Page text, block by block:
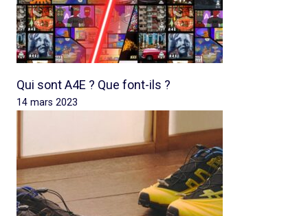
Qui sont A4E ? Que font-ils ?
14 mars 2023